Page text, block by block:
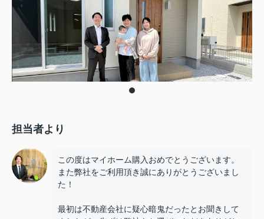
担当者より
この度はマイホーム購入おめでとうございます。
また弊社をご利用頂き誠にありがとうございまし
た！
最初は不動産会社に疑心暗鬼だったとお聞きして